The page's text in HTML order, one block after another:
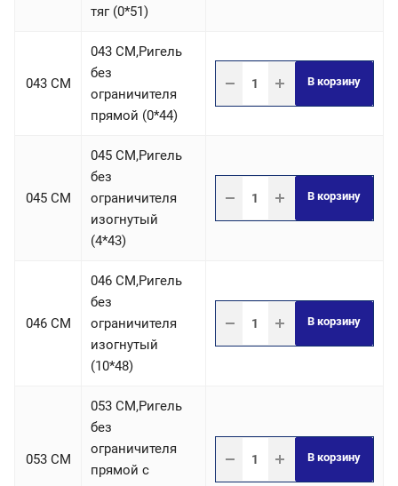
тяг (0*51)
043 СM
043 СM,Ригель
без
ограничителя
прямой (0*44)
В корзину
045 СM
045 СM,Ригель
без
ограничителя
изогнутый
(4*43)
В корзину
046 СM
046 СM,Ригель
без
ограничителя
изогнутый
(10*48)
В корзину
053 СM
053 СM,Ригель
без
ограничителя
прямой с
В корзину